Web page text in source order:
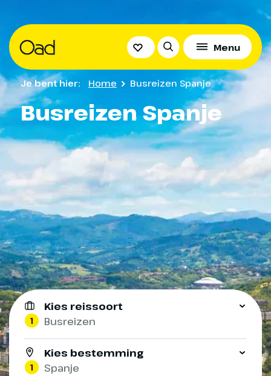
Menu
Busreizen Spanje
Je bent hier: Home Busreizen Spanje
Kies reissoort
1 Busreizen
Kies bestemming
1 Spanje